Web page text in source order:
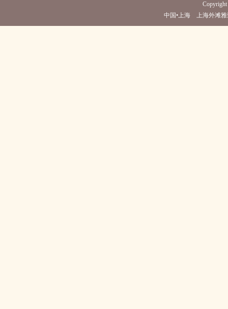
Copyright
中国•上海 上海外滩雅